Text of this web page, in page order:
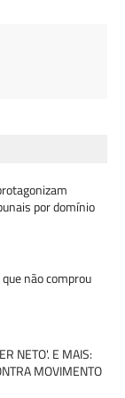
por domínio
não comprou
NETO'. E MAIS:
MOVIMENTO